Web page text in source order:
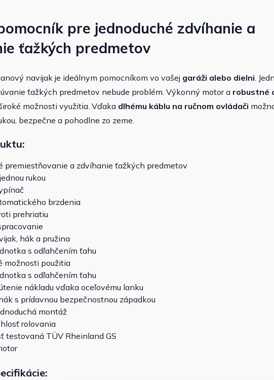
pre jednoduché zdvíhanie a
ťažkých predmetov
navijak je ideálnym pomocníkom vo vašej garáži alebo dielni.
ťažkých predmetov nebude problém. Výkonný motor a robustné
možnosti využitia. Vďaka dlhému káblu na ručnom ovládači
bezpečne a pohodlne zo zeme.
premiestňovanie a zdvíhanie ťažkých predmetov
rukou
brzdenia
prehriatiu
hák a pružina
s odľahčením ťahu
možnosti použitia
s odľahčením ťahu
nákladu vďaka oceľovému lanku
s prídavnou bezpečnostnou západkou
montáž
rolovania
testovaná TÜV Rheinland GS